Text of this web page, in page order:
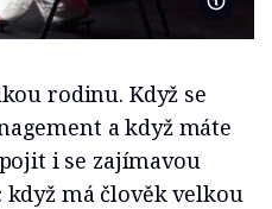
rodinu. Když se
a když máte
i se zajímavou
má člověk velkou